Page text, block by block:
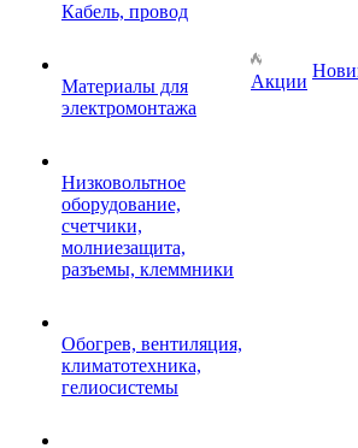
Кабель, провод
Материалы для
электромонтажа
Низковольтное
оборудование,
счетчики,
молниезащита,
разъемы, клеммники
Обогрев, вентиляция,
климатотехника,
гелиосистемы
Акции